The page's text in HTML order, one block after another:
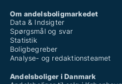
Om andelsboligmarkedet
Data & Indsigter
Spørgsmål og svar
Statistik
Boligbegreber
Analyse- og redaktionsteamet
Andelsboliger i Danmark